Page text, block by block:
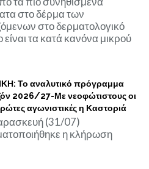
στο δέρμα των
στο δερματολογικό
είναι τα κατά κανόνα μικρού
Το αναλυτικό πρόγραμμα
2026/27-Με νεοφώτιστους οι
αγωνιστικές η Καστοριά
(31/07)
η κλήρωση